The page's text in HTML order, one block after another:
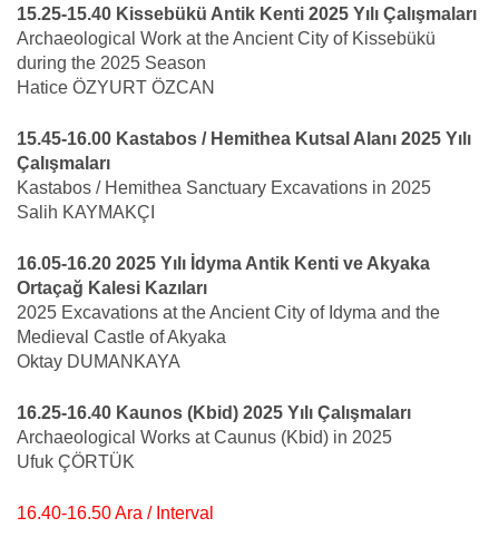
15.25-15.40 Kissebükü Antik Kenti 2025 Yılı Çalışmaları
Archaeological Work at the Ancient City of Kissebükü
during the 2025 Season
Hatice ÖZYURT ÖZCAN
15.45-16.00 Kastabos / Hemithea Kutsal Alanı 2025 Yılı
Çalışmaları
Kastabos / Hemithea Sanctuary Excavations in 2025
Salih KAYMAKÇI
16.05-16.20 2025 Yılı İdyma Antik Kenti ve Akyaka
Ortaçağ Kalesi Kazıları
2025 Excavations at the Ancient City of Idyma and the
Medieval Castle of Akyaka
Oktay DUMANKAYA
16.25-16.40 Kaunos (Kbid) 2025 Yılı Çalışmaları
Archaeological Works at Caunus (Kbid) in 2025
Ufuk ÇÖRTÜK
16.40-16.50 Ara / Interval